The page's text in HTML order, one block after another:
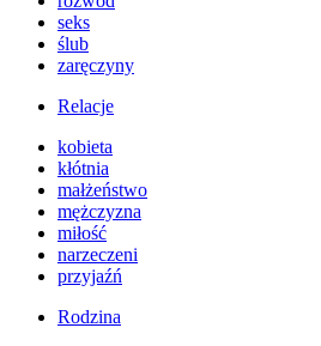
seks
ślub
zaręczyny
Relacje
kobieta
kłótnia
małżeństwo
mężczyzna
miłość
narzeczeni
przyjaźń
Rodzina